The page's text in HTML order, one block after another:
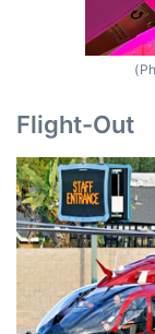
Flight-Out